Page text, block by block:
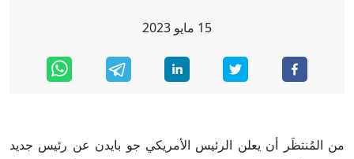
15 مايو 2023
من المُنتظَر أن يعلن الرئيس الأمريكي جو بايدن عن رئيس جديد